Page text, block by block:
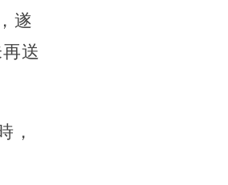
遂
送
，